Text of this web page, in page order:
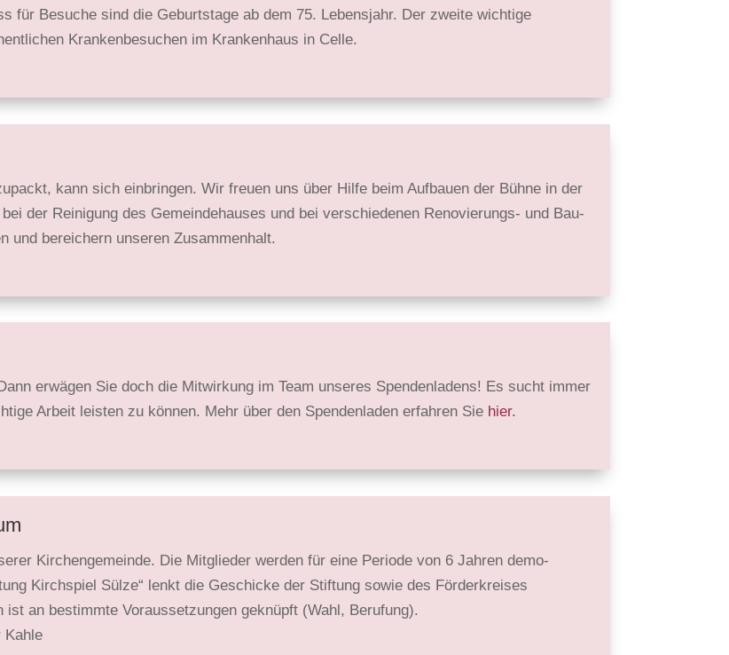
für Besuche sind die Geburts­tage ab dem 75. Lebens­jahr. Der zweite wichtige
Kranken­besuchen im Kranken­haus in Celle.
kann sich einbringen. Wir freuen uns über Hilfe beim Aufbauen der Bühne in der
der Reinigung des Gemeinde­hauses und bei verschiedenen Renovierungs- und Bau­
und berei­chern unseren Zusammen­halt.
erwägen Sie doch die Mitwirkung im Team unseres Spende­nladens! Es sucht immer
Arbeit leisten zu können. Mehr über den Spenden­laden erfahren Sie hier.
Kirchen­gemeinde. Die Mitglieder werden für eine Periode von 6 Jahren demo­
Kirchspiel Sülze“ lenkt die Geschicke der Stiftung sowie des Förder­kreises
an bestimmte Voraus­setzungen geknüpft (Wahl, Berufung).
Kahle